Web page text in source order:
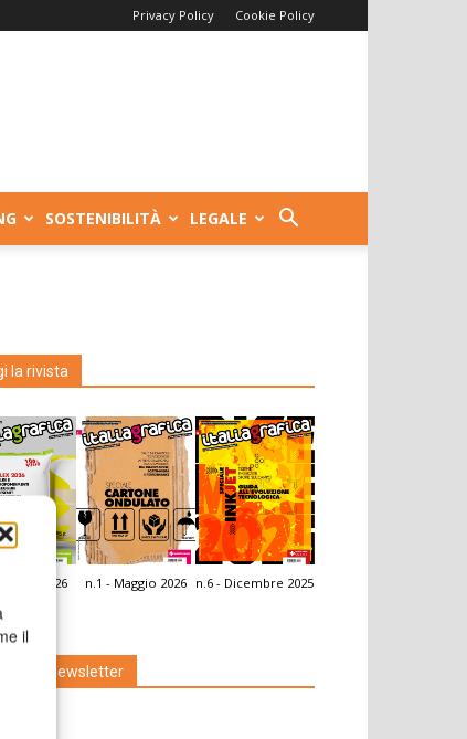
il
Privacy Policy Cookie Policy
SOSTENIBILITÀ LEGALE
la rivista
2026 n.1 - Maggio 2026 n.6 - Dicembre 2025
alla newsletter